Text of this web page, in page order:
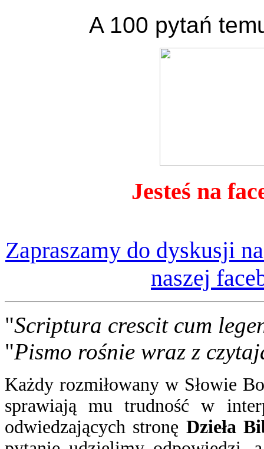
A 100 pytań
Jesteś na
Zapraszamy do dyskusji
naszej
"Scriptura crescit cum
"Pismo rośnie wraz z
Każdy rozmiłowany w Słowie
sprawiają mu trudność w
odwiedzających stronę Dzieła